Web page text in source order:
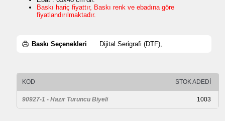
Baskı hariç fiyattır, Baskı renk ve ebadına göre
fiyatlandırılmaktadır.
Baskı Seçenekleri Dijital Serigrafi (DTF),
KOD STOK ADEDİ
90927-1 - Hazır Turuncu Biyeli 1003